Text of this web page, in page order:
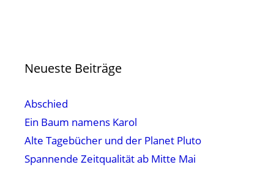
Neueste Beiträge
Abschied
Ein Baum namens Karol
Alte Tagebücher und der Planet Pluto
Spannende Zeitqualität ab Mitte Mai